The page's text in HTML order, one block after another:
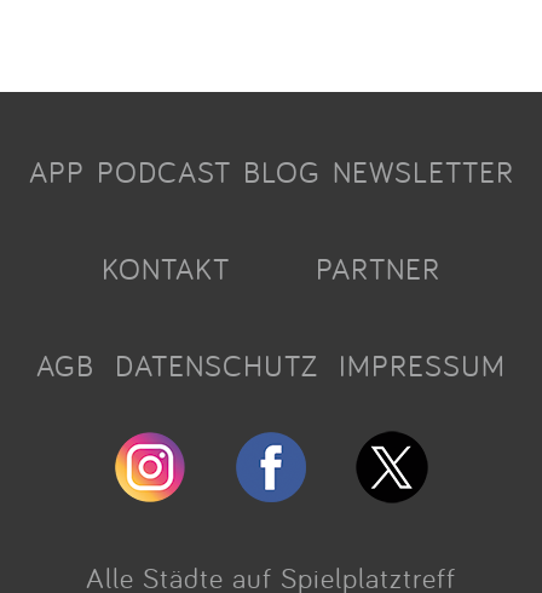
APP PODCAST BLOG NEWSLETTER
KONTAKT PARTNER
AGB DATENSCHUTZ IMPRESSUM
Alle Städte auf Spielplatztreff